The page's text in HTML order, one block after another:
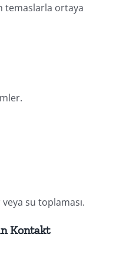
temaslarla ortaya
su toplaması.
Kontakt